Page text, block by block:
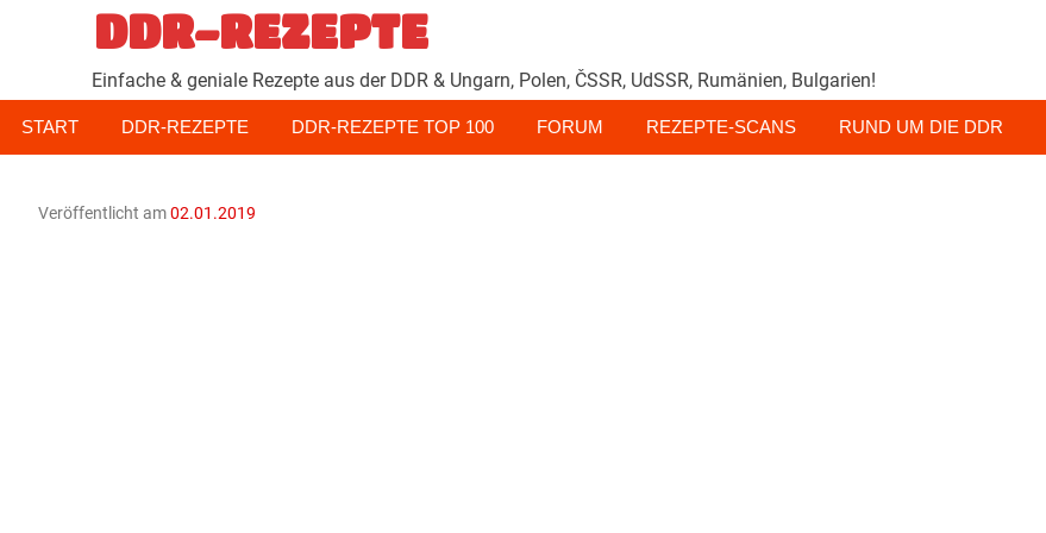
Zum
Inhalt
springen
DDR-REZEPTE
Einfache & geniale Rezepte aus der DDR & Ungarn, Polen, ČSSR, UdSSR, Rumänien, Bulgarien!
START DDR-REZEPTE DDR-REZEPTE TOP 100 FORUM REZEPTE-SCANS RUND UM DIE DDR
Veröffentlicht am02.01.2019